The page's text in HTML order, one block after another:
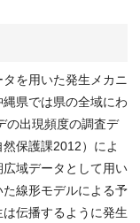
を用いた発生メカニ
県では県の全域にわ
の出現頻度の調査デ
保護課2012）によ
域データとして用い
線形モデルによる予
伝播するように発生